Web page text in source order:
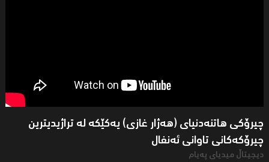
چیرۆكی هاتنەدنیای (هەژار غازی) یەكێكە لە تراژیدیترین
چیرۆكەكانی تاوانى ئەنفال
دیجیتاڵ میدیاى پەیام